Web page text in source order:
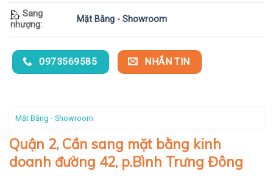
Sang
nhượng:
Mặt Bằng - Showroom
0973569585 NHẮN TIN
Mặt Bằng - Showroom
Quận 2, Cần sang mặt bằng kinh
doanh đường 42, p.Bình Trưng Đông